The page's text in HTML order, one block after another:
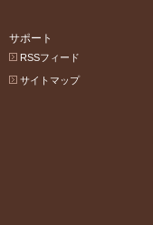
サポート
RSSフィード
サイトマップ